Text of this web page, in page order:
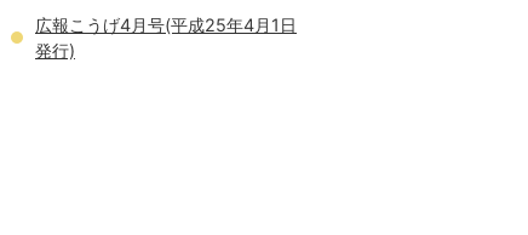
広報こうげ4月号(平成25年4月1日
発行)